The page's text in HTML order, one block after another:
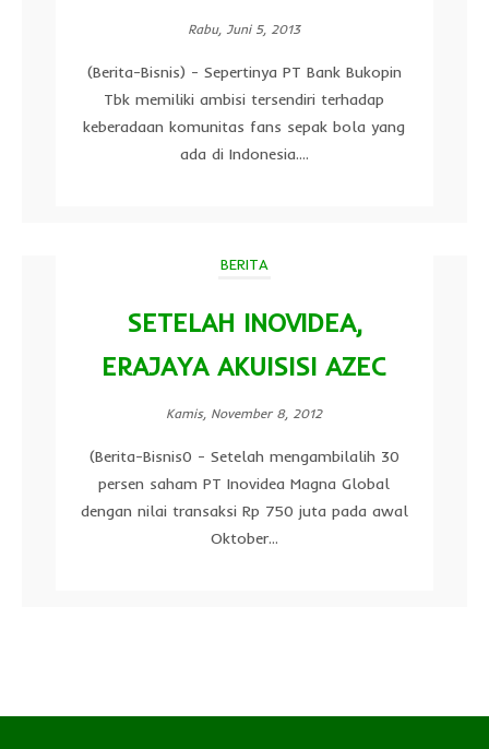
Rabu, Juni 5, 2013
(Berita-Bisnis) - Sepertinya PT Bank Bukopin
Tbk memiliki ambisi tersendiri terhadap
keberadaan komunitas fans sepak bola yang
ada di Indonesia....
BERITA
SETELAH INOVIDEA,
ERAJAYA AKUISISI AZEC
Kamis, November 8, 2012
(Berita-Bisnis0 - Setelah mengambilalih 30
persen saham PT Inovidea Magna Global
dengan nilai transaksi Rp 750 juta pada awal
Oktober...